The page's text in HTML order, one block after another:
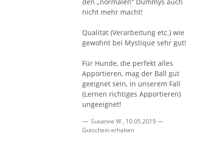
nicht mehr macht!
Qualität (Verarbeitung etc.) wie
gewohnt bei Mystique sehr gut!
Für Hunde, die perfekt alles
Apportieren, mag der Ball gut
geeignet sein, in unserem Fall
(Lernen richtiges Apportieren)
ungeeignet!
Susanne W , 10.05.2019
Gutschein erhalten